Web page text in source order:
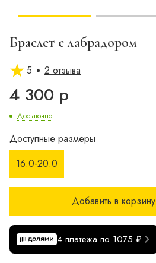
Браслет с лабрадором
5 2 отзыва
4 300 р
Достаточно
Доступные размеры
16.0-20.0
Добавить в корзину
4 платежа по 1075 ₽